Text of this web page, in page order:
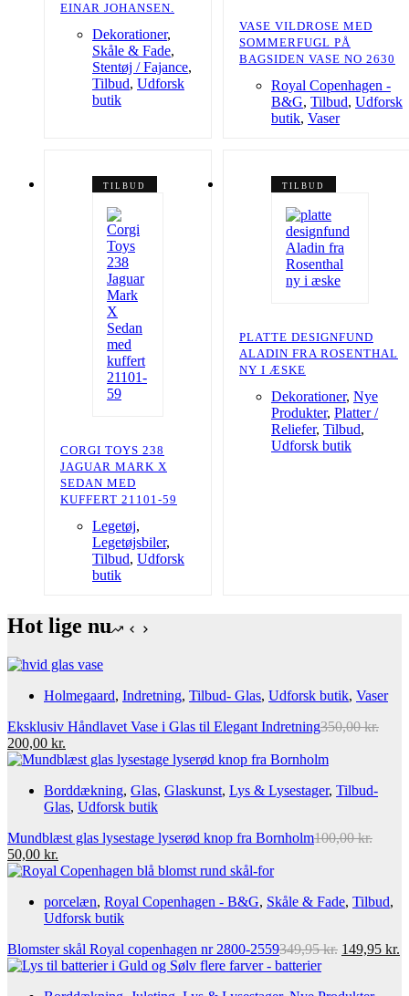
EINAR JOHANSEN.
Dekorationer,
Skåle & Fade,
Stentøj / Fajance,
Tilbud, Udforsk
butik
VASE VILDROSE MED
SOMMERFUGL PÅ
BAGSIDEN VASE NO 2630
Royal Copenhagen -
B&G, Tilbud, Udforsk
butik, Vaser
TILBUD
CORGI TOYS 238
JAGUAR MARK X
SEDAN MED
KUFFERT 21101-59
Legetøj,
Legetøjsbiler,
Tilbud, Udforsk
butik
TILBUD
PLATTE DESIGNFUND
ALADIN FRA ROSENTHAL
NY I ÆSKE
Dekorationer, Nye
Produkter, Platter /
Reliefer, Tilbud,
Udforsk butik
Hot lige nu
Holmegaard, Indretning, Tilbud- Glas, Udforsk butik, Vaser
Eksklusiv Håndlavet Vase i Glas til Elegant Indretning350,00kr.
Den
oprindelige
350,00 kr..
200,00 kr.
aktuelle
er:
200,00 kr..
Borddækning, Glas, Glaskunst, Lys & Lysestager, Tilbud-
Glas, Udforsk butik
Mundblæst glas lysestage lyserød knop fra Bornholm100,00kr.
Den
oprindelige
100,00 kr..
50,00 kr.
aktuelle
er:
50,00 kr..
porcelæn, Royal Copenhagen - B&G, Skåle & Fade, Tilbud,
Udforsk butik
Blomster skål Royal copenhagen nr 2800-2559349,95kr. Den
149,95 kr.